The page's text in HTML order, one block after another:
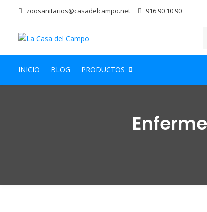
zoosanitarios@casadelcampo.net 916 90 10 90
INICIO BLOG PRODUCTOS